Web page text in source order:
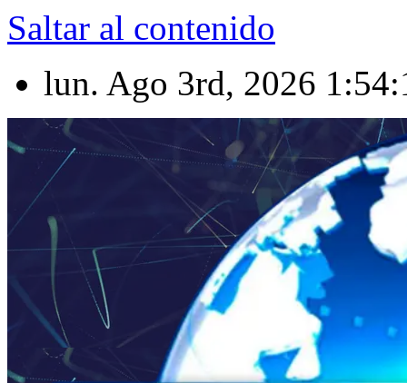
Saltar al contenido
lun. Ago 3rd, 2026